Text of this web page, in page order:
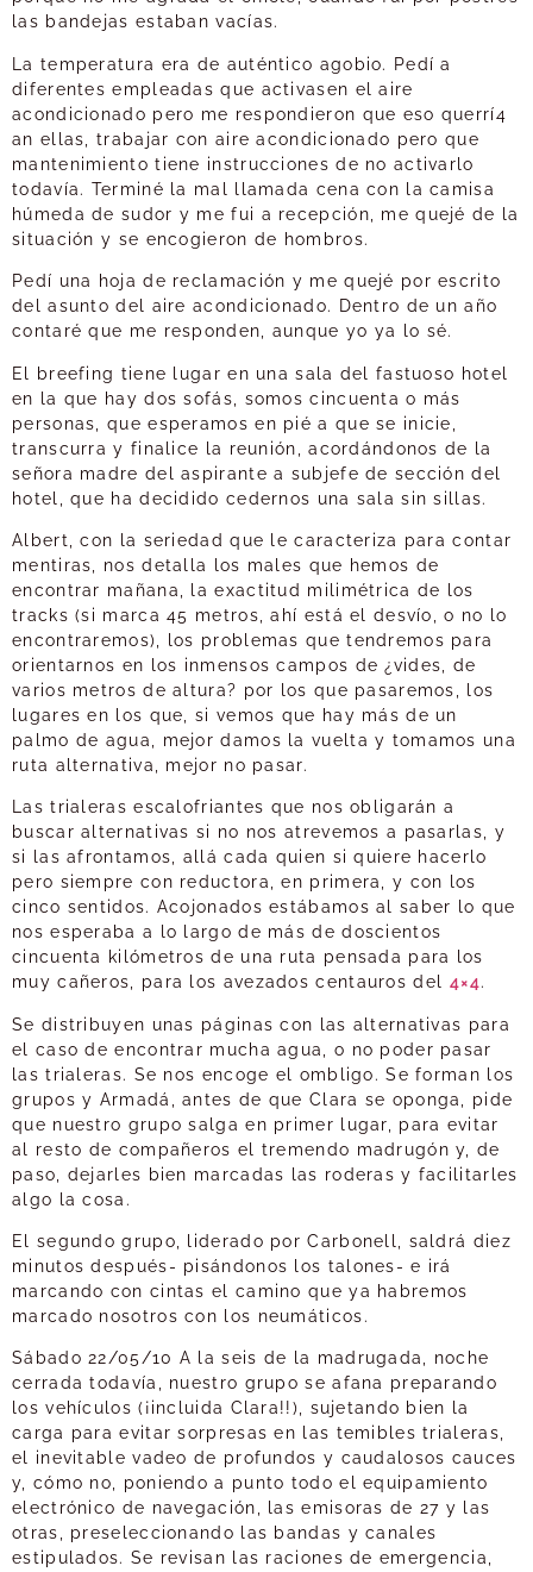
las bandejas estaban vacías.
La temperatura era de auténtico agobio. Pedí a
diferentes empleadas que activasen el aire
acondicionado pero me respondieron que eso querrí4
an ellas, trabajar con aire acondicionado pero que
mantenimiento tiene instrucciones de no activarlo
todavía. Terminé la mal llamada cena con la camisa
húmeda de sudor y me fui a recepción, me quejé de la
situación y se encogieron de hombros.
Pedí una hoja de reclamación y me quejé por escrito
del asunto del aire acondicionado. Dentro de un año
contaré que me responden, aunque yo ya lo sé.
El breefing tiene lugar en una sala del fastuoso hotel
en la que hay dos sofás, somos cincuenta o más
personas, que esperamos en pié a que se inicie,
transcurra y finalice la reunión, acordándonos de la
señora madre del aspirante a subjefe de sección del
hotel, que ha decidido cedernos una sala sin sillas.
Albert, con la seriedad que le caracteriza para contar
mentiras, nos detalla los males que hemos de
encontrar mañana, la exactitud milimétrica de los
tracks (si marca 45 metros, ahí está el desvío, o no lo
encontraremos), los problemas que tendremos para
orientarnos en los inmensos campos de ¿vides, de
varios metros de altura? por los que pasaremos, los
lugares en los que, si vemos que hay más de un
palmo de agua, mejor damos la vuelta y tomamos una
ruta alternativa, mejor no pasar.
Las trialeras escalofriantes que nos obligarán a
buscar alternativas si no nos atrevemos a pasarlas, y
si las afrontamos, allá cada quien si quiere hacerlo
pero siempre con reductora, en primera, y con los
cinco sentidos. Acojonados estábamos al saber lo que
nos esperaba a lo largo de más de doscientos
cincuenta kilómetros de una ruta pensada para los
muy cañeros, para los avezados centauros del 4×4.
Se distribuyen unas páginas con las alternativas para
el caso de encontrar mucha agua, o no poder pasar
las trialeras. Se nos encoge el ombligo. Se forman los
grupos y Armadá, antes de que Clara se oponga, pide
que nuestro grupo salga en primer lugar, para evitar
al resto de compañeros el tremendo madrugón y, de
paso, dejarles bien marcadas las roderas y facilitarles
algo la cosa.
El segundo grupo, liderado por Carbonell, saldrá diez
minutos después- pisándonos los talones- e irá
marcando con cintas el camino que ya habremos
marcado nosotros con los neumáticos.
Sábado 22/05/10 A la seis de la madrugada, noche
cerrada todavía, nuestro grupo se afana preparando
los vehículos (¡incluida Clara!!), sujetando bien la
carga para evitar sorpresas en las temibles trialeras,
el inevitable vadeo de profundos y caudalosos cauces
y, cómo no, poniendo a punto todo el equipamiento
electrónico de navegación, las emisoras de 27 y las
otras, preseleccionando las bandas y canales
estipulados. Se revisan las raciones de emergencia,